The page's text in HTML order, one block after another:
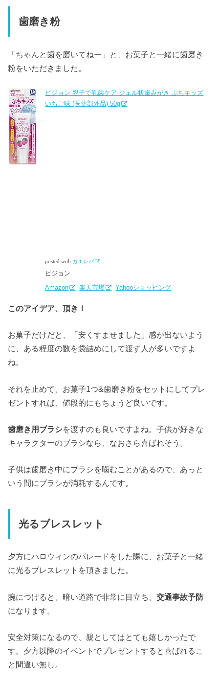
歯磨き粉
「ちゃんと歯を磨いてねー」と、お菓子と一緒に歯磨き
粉をいただきました。
ピジョン 親子で乳歯ケア ジェル状歯みがき ぷちキッズ
いちご味 (医薬部外品) 50g
posted with カエレバ
ピジョン
Amazon
楽天市場 Yahooショッピング
このアイデア、頂き！
お菓子だけだと、「安くすませました」感が出ないよう
に、ある程度の数を袋詰めにして渡す人が多いですよ
ね。
それを止めて、お菓子1つ&歯磨き粉をセットにしてプレ
ゼントすれば、値段的にもちょうど良いです。
歯磨き用ブラシを渡すのも良いですよね。子供が好きな
キャラクターのブラシなら、なおさら喜ばれそう。
子供は歯磨き中にブラシを噛むことがあるので、あっと
いう間にブラシが消耗するんです。
光るブレスレット
夕方にハロウィンのパレードをした際に、お菓子と一緒
に光るブレスレットを頂きました。
腕につけると、暗い道路で非常に目立ち、交通事故予防
になります。
安全対策になるので、親としてはとても嬉しかったで
す。夕方以降のイベントでプレゼントすると喜ばれるこ
と間違い無し。